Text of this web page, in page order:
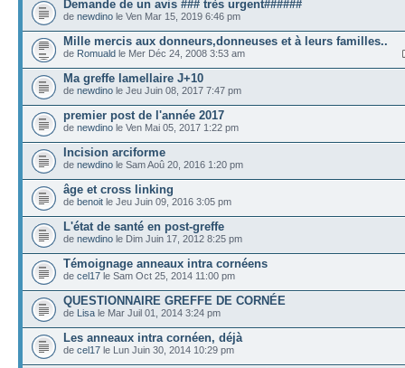
Demande de un avis ### très urgent######
de newdino le Ven Mar 15, 2019 6:46 pm
Mille mercis aux donneurs,donneuses et à leurs familles..
de Romuald le Mer Déc 24, 2008 3:53 am
Ma greffe lamellaire J+10
de newdino le Jeu Juin 08, 2017 7:47 pm
premier post de l'année 2017
de newdino le Ven Mai 05, 2017 1:22 pm
Incision arciforme
de newdino le Sam Aoû 20, 2016 1:20 pm
âge et cross linking
de benoit le Jeu Juin 09, 2016 3:05 pm
L'état de santé en post-greffe
de newdino le Dim Juin 17, 2012 8:25 pm
Témoignage anneaux intra cornéens
de cel17 le Sam Oct 25, 2014 11:00 pm
QUESTIONNAIRE GREFFE DE CORNÉE
de Lisa le Mar Juil 01, 2014 3:24 pm
Les anneaux intra cornéen, déjà
de cel17 le Lun Juin 30, 2014 10:29 pm